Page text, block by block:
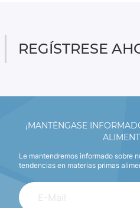
REGÍSTRESE
¡MANTÉNGASE
Le mantendremos informado sobre
tendencias en materias primas